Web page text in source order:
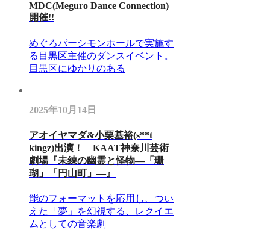
MDC(Meguro Dance Connection)
開催!!
めぐろパーシモンホールで実施す
る目黒区主催のダンスイベント。
目黒区にゆかりのある
2025年10月14日
アオイヤマダ&小栗基裕(s**t
kingz)出演！ KAAT神奈川芸術
劇場『未練の幽霊と怪物―「珊
瑚」「円山町」―』
能のフォーマットを応用し、つい
えた「夢」を幻視する、レクイエ
ムとしての音楽劇